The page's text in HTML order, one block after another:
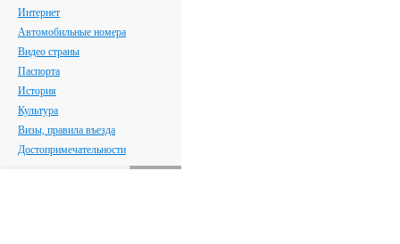
Интернет
Автомобильные номера
Видео страны
Паспорта
История
Культура
Визы, правила въезда
Достопримечательности